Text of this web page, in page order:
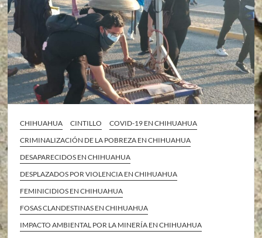
CHIHUAHUA CINTILLO
COVID-19 EN CHIHUAHUA
CRIMINALIZACIÓN DE LA POBREZA EN CHIHUAHUA
DESAPARECIDOS EN CHIHUAHUA
DESPLAZADOS POR VIOLENCIA EN CHIHUAHUA
FEMINICIDIOS EN CHIHUAHUA
FOSAS CLANDESTINAS EN CHIHUAHUA
IMPACTO AMBIENTAL POR LA MINERÍA EN CHIHUAHUA